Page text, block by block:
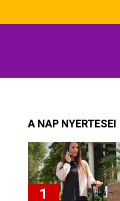
A NAP NYERTESEI